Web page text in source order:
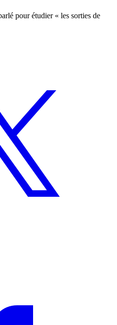
pour étudier « les sorties de